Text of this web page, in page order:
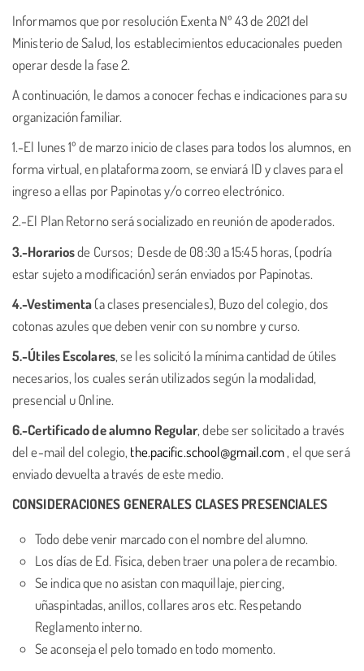
Informamos que por resolución Exenta Nº 43 de 2021 del
Ministerio de Salud, los establecimientos educacionales pueden
operar desde la fase 2.
A continuación, le damos a conocer fechas e indicaciones para su
organización familiar.
1.-El lunes 1º de marzo inicio de clases para todos los alumnos, en
forma virtual, en plataforma zoom, se enviará ID y claves para el
ingreso a ellas por Papinotas y/o correo electrónico.
2.-El Plan Retorno será socializado en reunión de apoderados.
3.-Horariosde Cursos; Desde de 08:30 a 15:45 horas, (podría
estar sujeto a modificación) serán enviados por Papinotas.
4.-Vestimenta(a clases presenciales), Buzo del colegio, dos
cotonas azules que deben venir con su nombre y curso.
5.-Útiles Escolares, se les solicitó la mínima cantidad de útiles
necesarios, los cuales serán utilizados según la modalidad,
presencial u Online.
6.-Certificado de alumno Regular, debe ser solicitado a través
del e-mail del colegio, the.pacific.school@gmail.com, el que será
enviado devuelta a través de este medio.
CONSIDERACIONES GENERALES CLASES PRESENCIALES
Todo debe venir marcado con el nombre del alumno.
Los días de Ed. Física, deben traer una polera de recambio.
Se indica que no asistan con maquillaje, piercing,
uñaspintadas, anillos, collares aros etc. Respetando
Reglamento interno.
Se aconseja el pelo tomado en todo momento.